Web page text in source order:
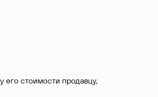
стоимости продавцу,